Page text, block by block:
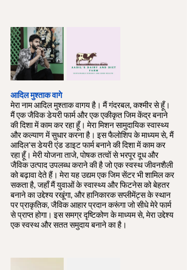
आदिल मुश्ताक वागे
मेरा नाम आदिल मुश्ताक वागय है। मैं गंदरबल, कश्मीर से हूँ।
मैं एक जैविक डेयरी फार्म और एक एकीकृत जिम केंद्र बनाने
की दिशा में काम कर रहा हूँ। मेरा मिशन सामुदायिक स्वास्थ्य
और कल्याण में सुधार करना है। इस फैलोशिप के माध्यम से, मैं
आदिल'स डेयरी एंड डाइट फार्म बनाने की दिशा में काम कर
रहा हूँ। मेरी योजना ताजे, पोषक तत्वों से भरपूर दूध और
जैविक उत्पाद उपलब्ध कराने की है जो एक स्वस्थ जीवनशैली
को बढ़ावा देते हैं। मेरा यह उद्यम एक जिम सेंटर भी शामिल कर
सकता है, जहाँ मैं युवाओं के स्वास्थ्य और फिटनेस को बेहतर
बनाने का उद्देश्य रखूंगा, और हानिकारक सप्लीमेंट्स के स्थान
पर प्राकृतिक, जैविक आहार प्रदान करूंगा जो सीधे मेरे फार्म
से प्राप्त होगा। इस समग्र दृष्टिकोण के माध्यम से, मेरा उद्देश्य
एक स्वस्थ और सतत समुदाय बनाने का है।